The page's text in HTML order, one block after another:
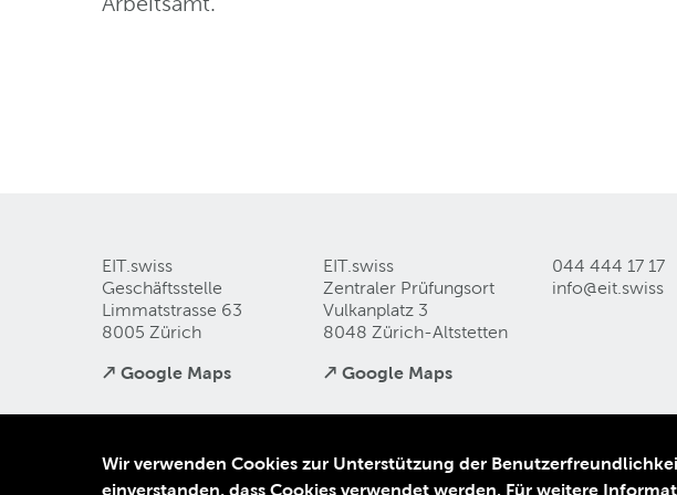
EIT.swiss
Geschäftsstelle
Limmatstrasse 63
8005 Zürich
↗ Google Maps
EIT.swiss
Zentraler Prüfungsort
Vulkanplatz 3
8048 Zürich-Altstetten
↗ Google Maps
044 444 17 17
info@eit swiss
Kontakt und Anfahrt Datenschutz Impressum AGB
Wir verwenden Cookies zur Unterstützung der
einverstanden, dass Cookies verwendet werden. Für weitere